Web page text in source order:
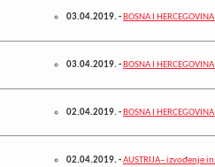
03.04.2019.- BOSNA I
03.04.2019.- BOSNA I
02.04.2019.- BOSNA I
02.04.2019.-AUSTRIJA– izvođenje